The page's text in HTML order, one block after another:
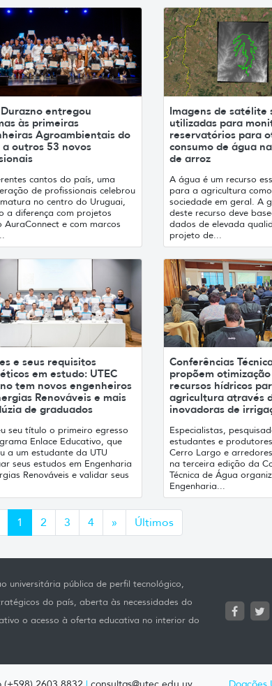
Durazno entregou
às primeiras
Agroambientais do
a outros 53 novos
cantos do país, uma
de profissionais celebrou
no centro do Uruguai,
a diferença com projetos
AuraConnect e com marcos
Imagens de satélite
utilizadas para
reservatórios para
consumo de água
de arroz
A água é um recurso
para a agricultura
sociedade em geral. A
deste recurso deve
dados de elevada
projeto de...
e seus requisitos
em estudo: UTEC
tem novos engenheiros
Renováveis e mais
de graduados
seu título o primeiro egresso
Enlace Educativo, que
a um estudante da UTU
seus estudos em Engenharia
Renováveis e validar seus
Conferências
propõem
recursos hídricos
agricultura através
inovadoras de
Especialistas,
estudantes e
Cerro Largo e
na terceira edição da
Técnica de Água
Engenharia...
Anterior
1 2 3 4 » Siguiente
Últimos
universitária pública de perfil tecnológico,
do país, aberta às necessidades do
o acesso à oferta educativa no interior do